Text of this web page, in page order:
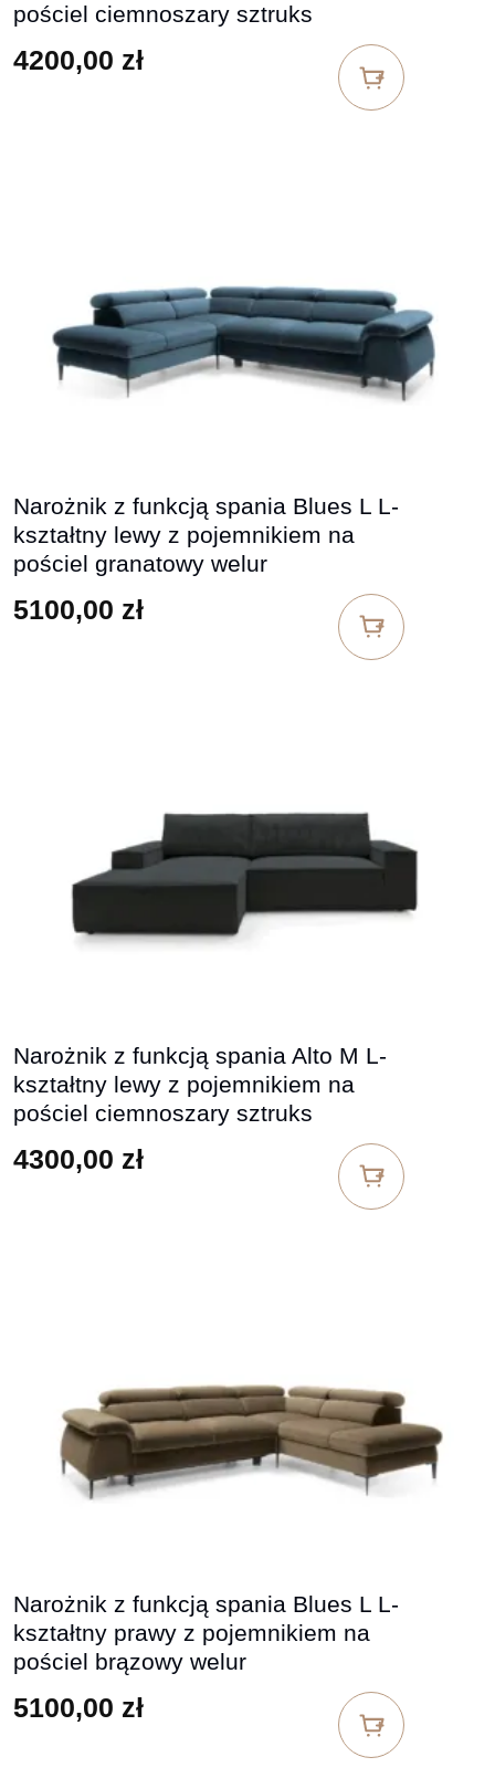
pościel ciemnoszary sztruks
4200,00 zł
Narożnik z funkcją spania Blues L L-
kształtny lewy z pojemnikiem na
pościel granatowy welur
5100,00 zł
Narożnik z funkcją spania Alto M L-
kształtny lewy z pojemnikiem na
pościel ciemnoszary sztruks
4300,00 zł
Narożnik z funkcją spania Blues L L-
kształtny prawy z pojemnikiem na
pościel brązowy welur
5100,00 zł